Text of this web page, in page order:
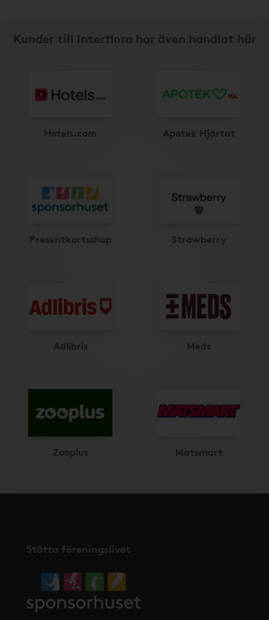
Kunder till Interflora har även handlat här
Hotels.com Apotek Hjärtat
Presentkortsshop Strawberry
Adlibris Meds
Zooplus Matsmart
Stötta föreningslivet